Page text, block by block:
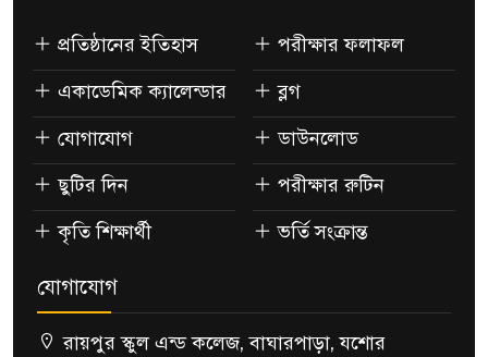
প্রতিষ্ঠানের ইতিহাস
একাডেমিক ক্যালেন্ডার
যোগাযোগ
ছুটির দিন
কৃতি শিক্ষার্থী
পরীক্ষার ফলাফল
ব্লগ
ডাউনলোড
পরীক্ষার রুটিন
ভর্তি সংক্রান্ত
যোগাযোগ
রায়পুর স্কুল এন্ড কলেজ, বাঘারপাড়া, যশোর